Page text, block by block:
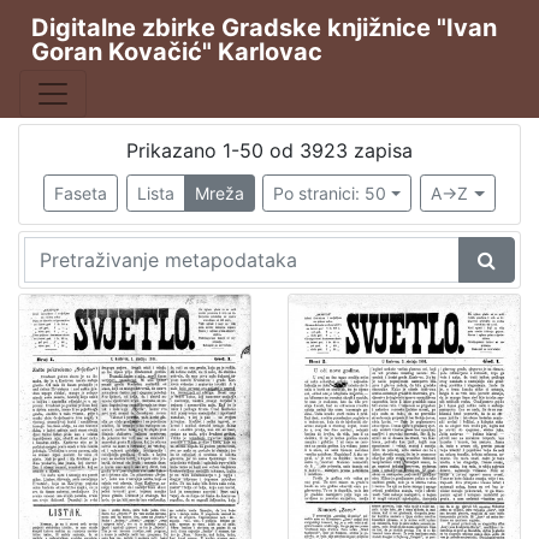
Publikacija
Karlovački tjednik
2691
Hrvatska sloboda
Svjetlo
388
Svjetlo : slobodni neodvisni i nepolitički list
254
Svjetlo : prilog za kulturu, nauku i umjetnost.
Vrsta
građe
Novine
3923
Digitalne zbirke Gradske knjižnice "Ivan
Goran Kovačić" Karlovac
Prikazano 1-50 od 3923 zapisa
Faseta Lista Mreža Po stranici: 50 A->Z